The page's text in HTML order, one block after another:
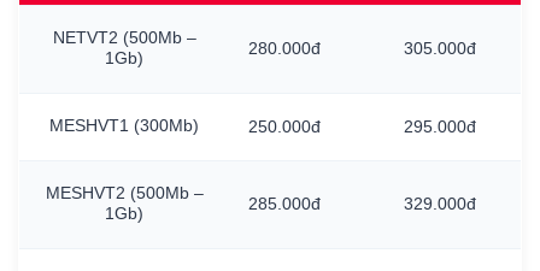
NETVT2 (500Mb –
1Gb)
280.000đ 305.000đ
MESHVT1 (300Mb) 250.000đ 295.000đ
MESHVT2 (500Mb –
1Gb)
285.000đ 329.000đ